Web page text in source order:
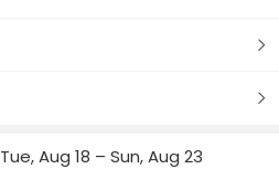
Tue, Aug 18 – Sun, Aug 23